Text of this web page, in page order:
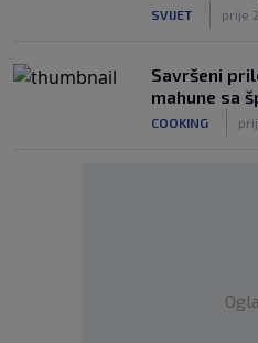
SVIJET prije
Savršeni
mahune sa
COOKING